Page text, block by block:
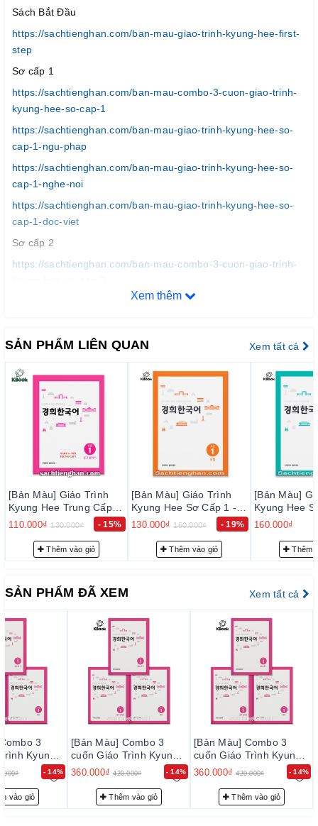
Sách Bắt Đầu
https://sachtienghan.com/ban-mau-giao-trinh-kyung-hee-first-
step
Sơ cấp 1
https://sachtienghan.com/ban-mau-combo-3-cuon-giao-trinh-
kyung-hee-so-cap-1
https://sachtienghan.com/ban-mau-giao-trinh-kyung-hee-so-
cap-1-ngu-phap
https://sachtienghan.com/ban-mau-giao-trinh-kyung-hee-so-
cap-1-nghe-noi
https://sachtienghan.com/ban-mau-giao-trinh-kyung-hee-so-
cap-1-doc-viet
Sơ cấp 2
https://sachtienghan.com/ban-mau-combo-3-cuon-giao-trinh-
https://sachtienghan.com/ban-mau-giao-trinh-kyung-hee-so-
https://sachtienghan.com/ban-mau-giao-trinh-kyung-hee-so-
https://sachtienghan.com/ban-mau-giao-trinh-kyung-hee-so-
cap-2-doc-viet
Trung cấp 1
https://sachtienghan.com/ban-mau-combo-3-cuon-giao-trinh-
kyung-hee-trung-cap-1
https://sachtienghan.com/ban-mau-giao-trinh-kyung-hee-
trung-cap-1-ngu-phap
https://sachtienghan.com/ban-mau-giao-trinh-kyung-hee-
trung-cap-1-nghe-noi
https://sachtienghan.com/ban-mau-giao-trinh-kyung-hee-
trung-cap-1-doc-viet
Trung cấp 2
https://sachtienghan.com/ban-mau-combo-3-cuon-giao-trinh-
kyung-hee-trung-cap-2
https://sachtienghan.com/ban-mau-giao-trinh-kyung-hee-
trung-cap-2-ngu-phap
https://sachtienghan.com/ban-mau-giao-trinh-kyung-hee-
trung-cap-2-nghe-noi
https://sachtienghan.com/ban-mau-giao-trinh-kyung-hee-
trung-cap-2-doc-viet
Cao cấp 1
https://sachtienghan.com/ban-mau-combo-3-cuon-giao-trinh-
kyung-hee-cao-cap-1
Xem thêm
SẢN PHẨM LIÊN QUAN Xem tất cả
1
[Bản Màu] Giáo Trình
Kyung Hee Sơ Cấp 1 -
Ngữ Pháp - 경희 한국어
130.000₫ 160.000₫ - 19%
Thêm vào giỏ
[Bản Màu] Giáo Trình
Kyung Hee Sơ Cấp 2 -
Ngữ Pháp - 경희 한국어
160.000₫
Thêm vào giỏ
[Bản
Kyung
Đọc Viết -
115.000₫
SẢN PHẨM ĐÃ XEM Xem tất cả
- 14%
3
Kyung
1 - 경희
vào giỏ
- 14%
[Bản Màu] Combo 3
cuốn Giáo Trình Kyung
Hee Trung Cấp 1 - 경희
360.000₫ 420.000₫
Thêm vào giỏ
- 14%
[Bản Màu] Combo 3
cuốn Giáo Trình Kyung
Hee Trung Cấp 1 - 경희
360.000₫ 420.000₫
Thêm vào giỏ